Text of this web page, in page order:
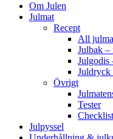
Om Julen
Julmat
Recept
All
Julbak –
Julgodis
Övrigt
Tester
Julpyssel